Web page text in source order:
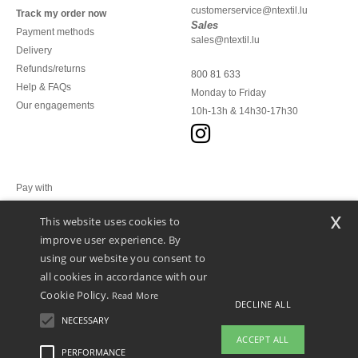
Track my order now
Payment methods
Delivery
Refunds/returns
Help & FAQs
Our engagements
customerservice@ntextil.lu
Sales
sales@ntextil.lu
800 81 633
Monday to Friday
10h-13h & 14h30-17h30
Pay with
We ship with
This website uses cookies to
improve user experience. By
using our website you consent to
all cookies in accordance with our
Cookie Policy. Read More
NECESSARY
PERFORMANCE
DECLINE ALL
ACCEPT ALL
x